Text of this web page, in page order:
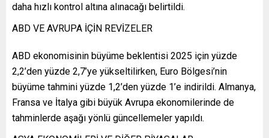
daha hızlı kontrol altına alınacağı belirtildi.
ABD VE AVRUPA İÇİN REVİZELER
ABD ekonomisinin büyüme beklentisi 2025 için yüzde
2,2’den yüzde 2,7’ye yükseltilirken, Euro Bölgesi’nin
büyüme tahmini yüzde 1,2’den yüzde 1’e indirildi. Almanya,
Fransa ve İtalya gibi büyük Avrupa ekonomilerinde de
tahminlerde aşağı yönlü güncellemeler yapıldı.